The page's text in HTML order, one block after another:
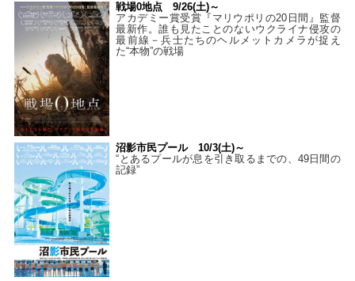
戦場0地点 9/26(土)～
アカデミー賞受賞『マリウポリの20日間』監督
最新作。誰も見たことのないウクライナ侵攻の
最前線－兵士たちのヘルメットカメラが捉え
た“本物”の戦場
沼影市民プール 10/3(土)～
“とあるプールが息を引き取るまでの、49日間の
記録”